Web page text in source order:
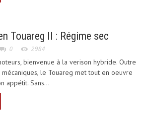
Touareg II : Régime sec
0 2984
bienvenue à la verison hybride. Outre
le Touareg met tout en oeuvre
appétit. Sans...